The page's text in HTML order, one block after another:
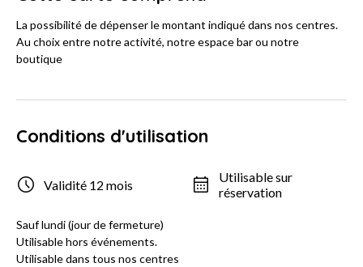
La possibilité de dépenser le montant indiqué dans nos centres.
Au choix entre notre activité, notre espace bar ou notre
boutique
Conditions d'utilisation
Validité 12 mois
Utilisable sur
réservation
Sauf lundi (jour de fermeture)
Utilisable hors événements.
Utilisable dans tous nos centres